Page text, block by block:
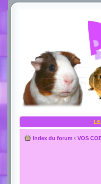
Index du forum ‹ VOS